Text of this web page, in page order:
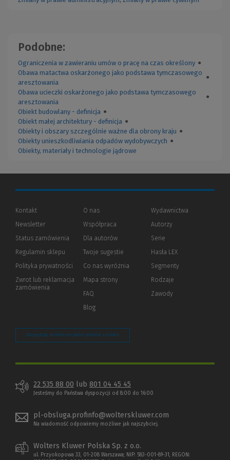
Podobne:
Ograniczenia w zawieraniu umów o pracę na czas określony ●
Obawa matactwa oskarżonego jako podstawa tymczasowego
aresztowania
●
Obawa ucieczki oskarżonego jako podstawa tymczasowego
aresztowania
●
Obiekt budowlany - definicja ●
Obiekt małej architektury - definicja ●
Obiekty i obszary szczególnie ważne dla obrony kraju ●
Obiekty unieszkodliwiania odpadów wydobywczych ●
Obiekty, materiały i technologie jądrowe
Kontakt
Newsletter
Status zamówienia
Regulamin sklepu
Polityka prywatności (Nowe
(Link
innej
Zwrot lub reklamacja
zamówienia
O nas
Współpraca
Dla autorów(Nowe
(Link
innej
Twoje sugestie
Co nas wyróżnia
Mapa strony
FAQ
Blog
Wydawnictwa
Autorzy
Serie
Hasła LEX
Segmenty
Rodzaje
Zawody
Zarządzaj preferencjami plików cookie
22 535 88 00 lub 801 04 45 45
Jesteśmy do Państwa dyspozycji od 8:00 do 16:00
pl-obsluga.profinfo@wolterskluwer.com
Na wiadomość odpowiemy możliwe jak najszybciej.
Wolters Kluwer Polska Sp. z o.o.
ul. Przyokopowa 33, 01-208 Warszawa; NIP: 583-001-89-31, REGON: